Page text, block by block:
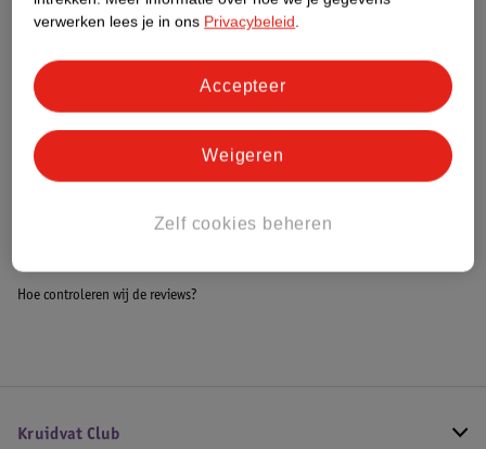
Meer informatie
Bestel & Bezorginformatie
Hoe controleren wij de reviews?
Kruidvat Club
verwerken lees je in ons Privacybeleid.
Zelf cookies beheren
Weigeren
Accepteer